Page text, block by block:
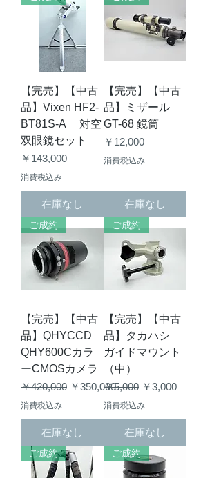
【完売】【中古
品】Vixen HF2-
BT81S-A 対空
双眼鏡セット
価格
￥143,000
消費税込み
在庫なし
【完売】【中古
品】ミザール
GT-68 鏡筒
価格
￥12,000
消費税込み
在庫なし
ご成約
【完売】【中古
品】QHYCCD
QHY600Cカラ
ーCMOSカメラ
通常価格
￥420,000 セール価格
￥350,000
消費税込み
在庫なし
ご成約
【完売】【中古
品】タカハシ
ガイドマウント
（中）
通常価格
￥5,000 セール価格
￥3,000
消費税込み
在庫なし
ご成約 ご成約